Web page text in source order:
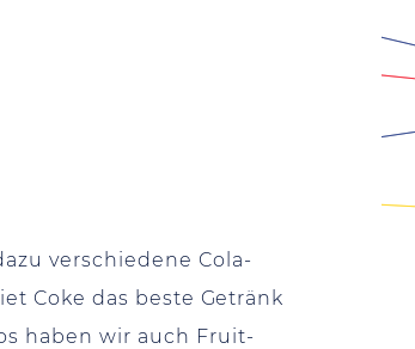
verschiedene Cola-
Coke das beste Getränk
haben wir auch Fruit-